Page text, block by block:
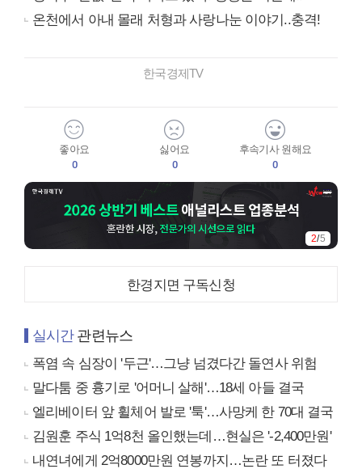
온천에서 아내 몰래 처형과 사랑나눈 이야기..충격!
한국경제TV
좋아요
0
싫어요
0
후속기사 원해요
0
2/5
한경지면 구독신청
실시간관련뉴스
폭염 속 심장이 '두근'…그냥 넘겼다간 돌연사 위험
말다툼 중 흉기로 '어머니 살해'…18세 아들 결국
엘리베이터 앞 휠체어 발로 '툭'…사망케 한 70대 결국
김원훈 주식 1억8천 올인했는데…현실은 '-2,400만원'
내연녀에게 2억8000만원 연봉까지…논란 또 터졌다